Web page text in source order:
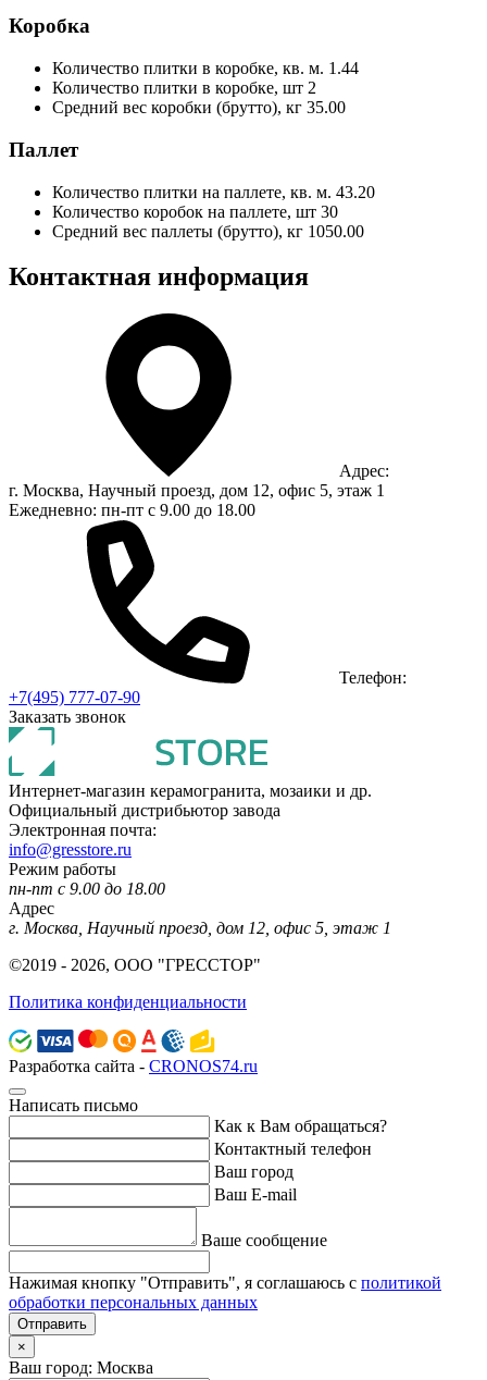
Коробка
Количество плитки в коробке, кв. м. 1.44
Количество плитки в коробке, шт 2
Средний вес коробки (брутто), кг 35.00
Паллет
Количество плитки на паллете, кв. м. 43.20
Количество коробок на паллете, шт 30
Средний вес паллеты (брутто), кг 1050.00
Контактная информация
Адрес:
г. Москва, Научный проезд, дом 12, офис 5, этаж 1
Ежедневно: пн-пт с 9.00 до 18.00
Телефон:
+7(495) 777-07-90
Заказать звонок
Интернет-магазин керамогранита, мозаики и др.
Официальный дистрибьютор завода
Электронная почта:
info@gresstore.ru
Режим работы
пн-пт с 9.00 до 18.00
Адрес
г. Москва, Научный проезд, дом 12, офис 5, этаж 1
©2019 - 2026, ООО "ГРЕССТОР"
Политика конфиденциальности
Разработка сайта - CRONOS74.ru
Написать письмо
Как к Вам обращаться?
Контактный телефон
Ваш город
Ваш E-mail
Ваше сообщение
Нажимая кнопку "Отправить", я соглашаюсь с политикой
обработки персональных данных
Отправить
×
Ваш город: Москва